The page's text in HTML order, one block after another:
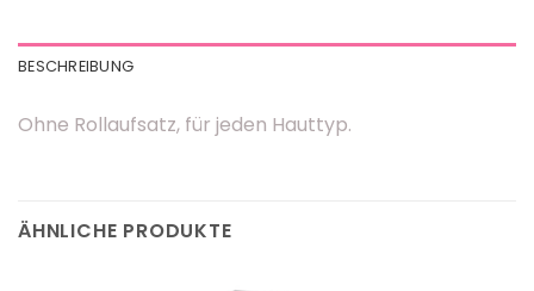
BESCHREIBUNG
Ohne Rollaufsatz, für jeden Hauttyp.
ÄHNLICHE PRODUKTE